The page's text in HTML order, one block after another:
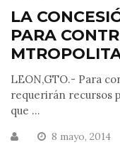
LA
PARA
LEON,GTO.- Para
requerirán recursos
que ...
8 mayo, 2014